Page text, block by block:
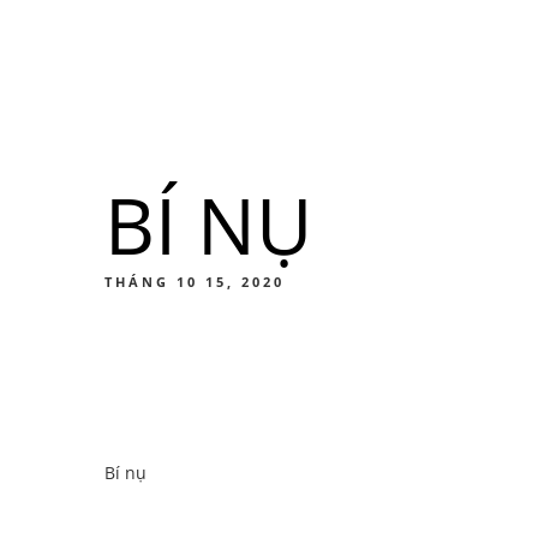
BÍ NỤ
THÁNG 10 15, 2020
Bí nụ